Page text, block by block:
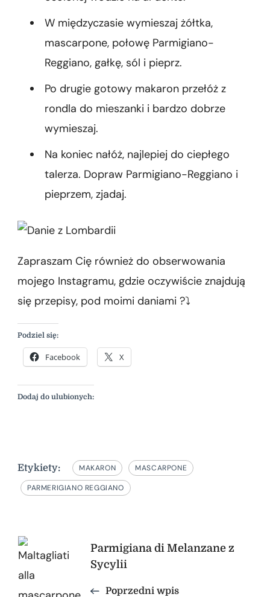
W międzyczasie wymieszaj żółtka,
mascarpone, połowę Parmigiano-
Reggiano, gałkę, sól i pieprz.
Po drugie gotowy makaron przełóż z
rondla do mieszanki i bardzo dobrze
wymieszaj.
Na koniec nałóż, najlepiej do ciepłego
talerza. Dopraw Parmigiano-Reggiano i
pieprzem, zjadaj.
Zapraszam Cię również do obserwowania
mojego Instagramu, gdzie oczywiście znajdują
się przepisy, pod moimi daniami ?⤵️
Podziel się:
Facebook X
Dodaj do ulubionych:
Etykiety: MAKARON MASCARPONE
PARMERIGIANO REGGIANO
Nawigacja
wpisu
Parmigiana di Melanzane z
Sycylii
Poprzedni wpis